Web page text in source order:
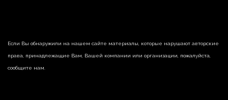
Если Вы обнаружили на нашем сайте материалы, которые нарушают авторские
права, принадлежащие Вам, Вашей компании или организации, пожалуйста,
сообщите нам.